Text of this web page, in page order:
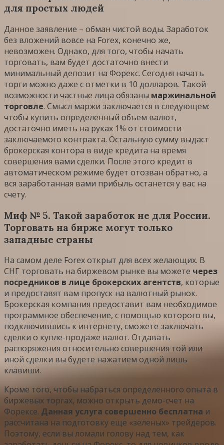
для простых людей
Данное заявление – обман чистой воды. Заработок
без вложений вовсе на Forex, конечно же,
невозможен. Однако, для того, чтобы начать
торговать, вам будет достаточно внести
минимальный депозит на Форекс. Сегодня начать
торги можно даже с отметки в 10 долларов. Такой
возможности частные лица обязаны маржинальной
торговле. Смысл маржи заключается в следующем:
чтобы купить определенный объем валют,
достаточно иметь на руках 1% от стоимости
заключаемого контракта. Остальную сумму выдаст
брокерская контора в виде кредита на время
совершения вами сделки. После этого кредит в
автоматическом режиме будет отозван обратно, а
вся заработанная вами прибыль останется у вас на
счету.
Миф № 5. Такой заработок не для России.
Торговать на бирже могут только
западные страны
На самом деле Forex открыт для всех желающих. В
СНГ торговать на биржевом рынке вы можете через
посредников в лице брокерских агентств, которые
и предоставят вам пропуск на валютный рынок.
Брокерская компания предоставит вам необходимое
программное обеспечение, с помощью которого вы,
подключившись к интернету, сможете заключать
сделки о купле-продаже валют. Отдавать
распоряжения относительно совершения той или
иной сделки вы будете нажатием одной лишь
клавиши.
Кроме того, чтобы набраться определенного опыта в
биржевых торгах, можно открыть демо-счет на
Форексе. Данная услуга совершенно бесплатна и
рассчитана на подготовку еще «зеленых» трейдеров.
Поэтому, если вы ломали голову над тем, как